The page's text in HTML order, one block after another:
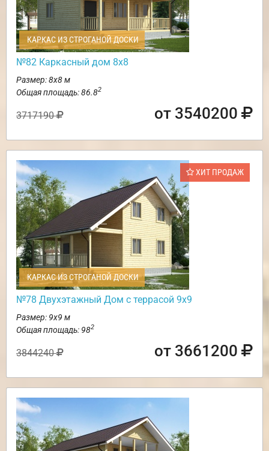
КАРКАС ИЗ СТРОГАНОЙ ДОСКИ
№82 Каркасный дом 8х8
Размер: 8х8 м
Общая площадь: 86.82
3717190 от 3540200
ХИТ ПРОДАЖ
КАРКАС ИЗ СТРОГАНОЙ ДОСКИ
№78 Двухэтажный Дом с террасой 9х9
Размер: 9х9 м
Общая площадь: 982
3844240 от 3661200